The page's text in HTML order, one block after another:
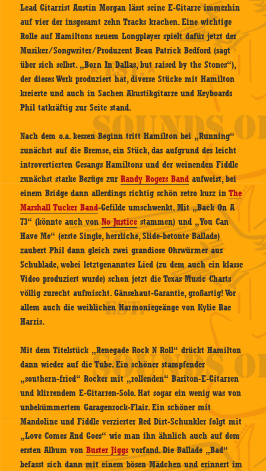
Lead Gitarrist Austin Morgan lässt seine E-Gitarre immerhin
auf vier der insgesamt zehn Tracks krachen. Eine wichtige
Rolle auf Hamiltons neuem Longplayer spielt dafür jetzt der
Musiker/Songwriter/Produzent Beau Patrick Bedford (sagt
über sich selbst. „Born In Dallas, but raised by the Stones“),
der dieses Werk produziert hat, diverse Stücke mit Hamilton
kreierte und auch in Sachen Akustikgitarre und Keyboards
Phil tatkräftig zur Seite stand.
Nach dem o.a. kessen Beginn tritt Hamilton bei „Running“
zunächst auf die Bremse, ein Stück, das aufgrund des leicht
introvertierten Gesangs Hamiltons und der weinenden Fiddle
zunächst starke Bezüge zurRandy Rogers Band aufweist, bei
einem Bridge dann allerdings richtig schön retro kurz inThe
Marshall Tucker Band-Gefilde umschwenkt. Mit „Back On A
73“ (könnte auch vonNo Justicestammen) und „You Can
Have Me“ (erste Single, herrliche, Slide-betonte Ballade)
zaubert Phil dann gleich zwei grandiose Ohrwürmer aus
Schublade, wobei letztgenanntes Lied (zu dem auch ein klasse
Video produziert wurde) schon jetzt die Texas Music Charts
völlig zurecht aufmischt. Gänsehaut-Garantie, großartig! Vor
allem auch die weiblichen Harmoniegeänge von Kylie Rae
Harris.
Mit dem Titelstück „Renegade Rock N Roll“ drückt Hamilton
dann wieder auf die Tube. Ein schöner stampfender
„southern-fried“ Rocker mit „rollenden“ Bariton-E-Gitarren
und klirrendem E-Gitarren-Solo. Hat sogar ein wenig was von
unbekümmertem Garagenrock-Flair. Ein schöner mit
Mandoline und Fiddle verzierter Red Dirt-Schunkler folgt mit
„Love Comes And Goes“ wie man ihn ähnlich auch auf dem
ersten Album vonBuster Jiggs vorfand. Die Ballade „Bad“
befasst sich dann mit einem bösen Mädchen und erinnert im